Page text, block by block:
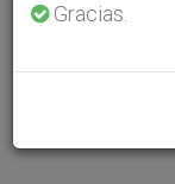
Gracias.